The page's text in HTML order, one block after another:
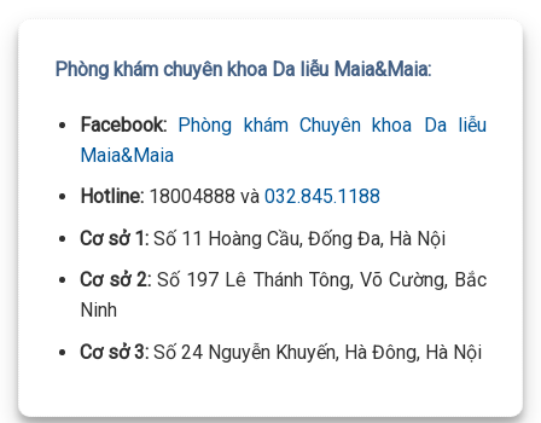
Phòng khám chuyên khoa Da liễu Maia&Maia:
Facebook: Phòng khám Chuyên khoa Da liễu
Maia&Maia
Hotline:18004888 và 032.845.1188
Cơ sở 1: Số 11 Hoàng Cầu, Đống Đa, Hà Nội
Cơ sở 2: Số 197 Lê Thánh Tông, Võ Cường, Bắc
Ninh
Cơ sở 3:Số 24 Nguyễn Khuyến, Hà Đông, Hà Nội